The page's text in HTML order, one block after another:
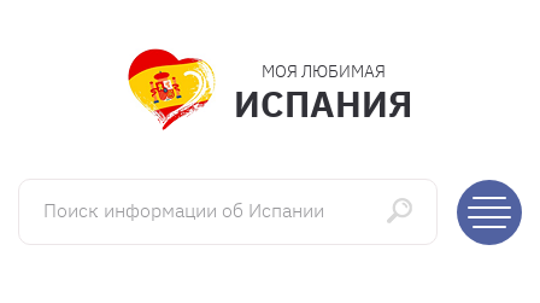
МОЯ ЛЮБИМАЯ
ИСПАНИЯ
Поиск информации об Испании